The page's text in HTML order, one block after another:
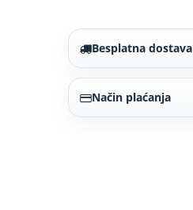
Besplatna dostava
Način plaćanja